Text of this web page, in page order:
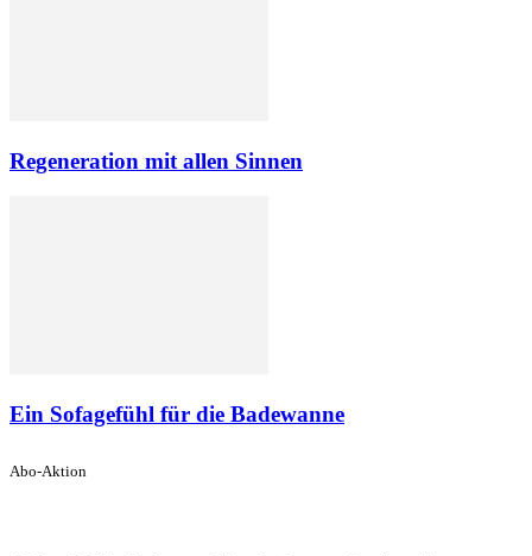
Regeneration mit allen Sinnen
Ein Sofagefühl für die Badewanne
Abo-Aktion